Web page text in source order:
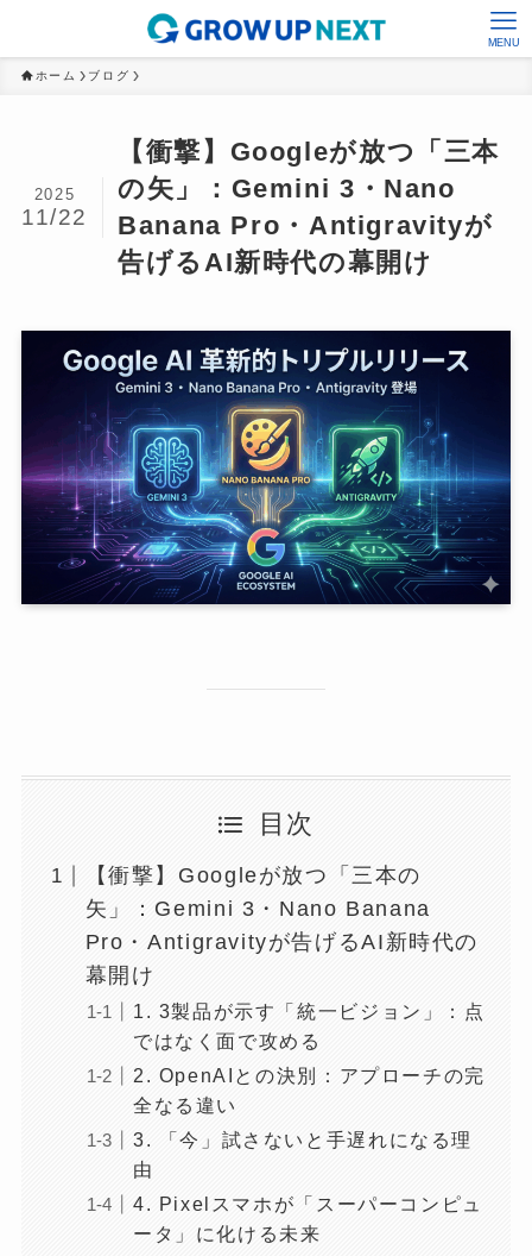
MENU
ホーム ブログ
【衝撃】Googleが放つ「三本
の矢」：Gemini 3・Nano
Banana Pro・Antigravityが
告げるAI新時代の幕開け
2025
11/22
目次
【衝撃】Googleが放つ「三本の
矢」：Gemini 3・Nano Banana
Pro・Antigravityが告げるAI新時代の
幕開け
1. 3製品が示す「統一ビジョン」：点
ではなく面で攻める
2. OpenAIとの決別：アプローチの完
全なる違い
3. 「今」試さないと手遅れになる理
由
4. Pixelスマホが「スーパーコンピュ
ータ」に化ける未来